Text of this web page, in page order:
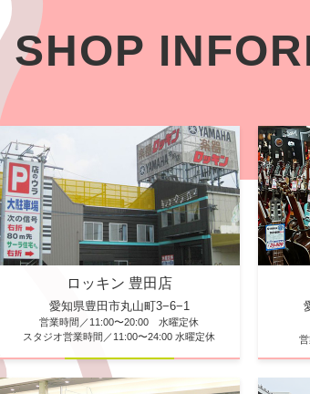
SHOP
ロッキン 豊田店
愛知県豊田市丸山町3−6−1
営業時間／11:00〜20:00 水曜定休
スタジオ営業時間／11:00〜24:00 水曜定休